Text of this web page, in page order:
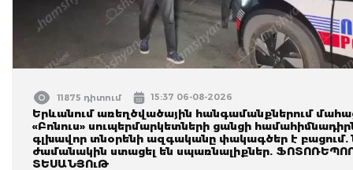
11875 դիտում 15:37 06-08-2026
Երևանում առեղծվածային հանգամանքներում
«Բոնուս» սուպերմարկետների ցանցի
գլխավոր տնօրենի ազգականը փակագծեր է բացում.
ժամանակին ստացել են սպառնալիքներ.
ՏԵՍԱՆՅՈւԹ